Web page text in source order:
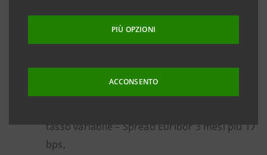
PIÙ OPZIONI
ACCONSENTO
tasso variabile – Spread Euribor 3 mesi più 17
bps,